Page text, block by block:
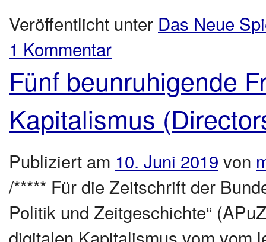
Veröffentlicht unter Das Neue
1 Kommentar
Fünf beunruhigende
Kapitalismus
Publiziert am 10. Juni 2019 von
/***** Für die Zeitschrift der
Politik und Zeitgeschichte“